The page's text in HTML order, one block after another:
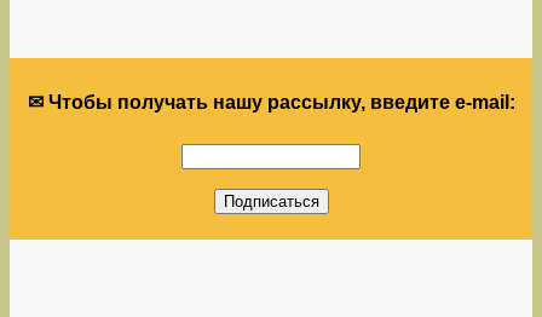
✉ Чтобы получать нашу рассылку, введите e-mail: